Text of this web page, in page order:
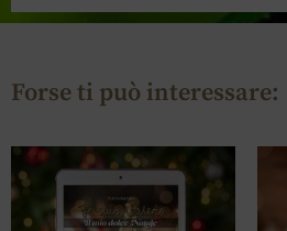
Forse ti può interessare: